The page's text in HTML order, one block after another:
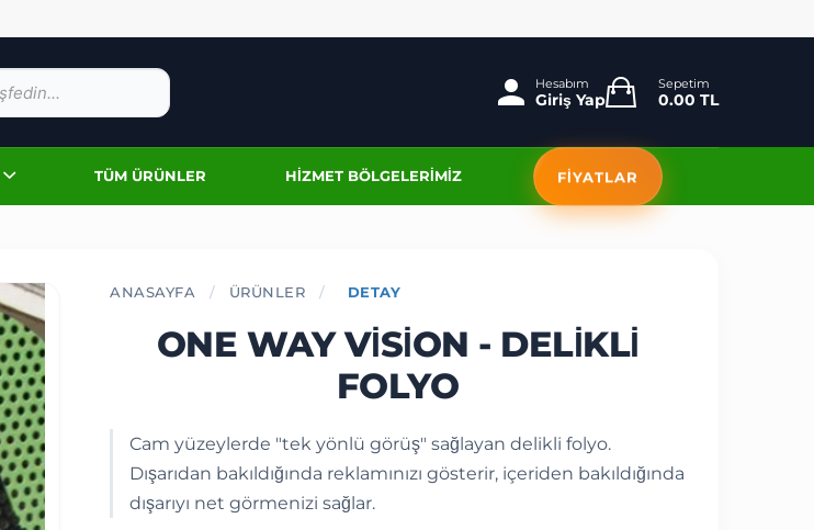
Hesabım
Giriş Yap
Sepetim
0.00 TL
TÜM ÜRÜNLER HIZMET BÖLGELERIMIZ FİYATLAR
ANASAYFA / ÜRÜNLER / DETAY
ONE WAY VISION - DELIKLI
FOLYO
Cam yüzeylerde "tek yönlü görüş" sağlayan delikli folyo.
Dışarıdan bakıldığında reklamınızı gösterir, içeriden bakıldığında
dışarıyı net görmenizi sağlar.